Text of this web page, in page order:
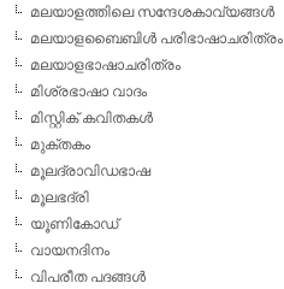
മലയാളത്തിലെ സന്ദേശകാവ്യങ്ങള്‍
മലയാളബൈബിള്‍ പരിഭാഷാചരിത്രം
മലയാളഭാഷാചരിത്രം
മിശ്രഭാഷാ വാദം
മിസ്റ്റിക് കവിതകള്‍
മുക്തകം
മൂലദ്രാവിഡഭാഷ
മൂലഭദ്രി
യൂണികോഡ്
വായനദിനം
വിപരീത പദങ്ങള്‍